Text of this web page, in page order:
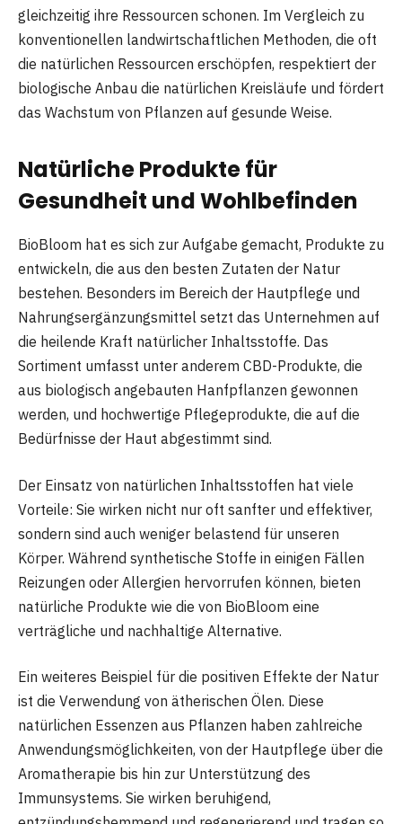
gleichzeitig ihre Ressourcen schonen. Im Vergleich zu
konventionellen landwirtschaftlichen Methoden, die oft
die natürlichen Ressourcen erschöpfen, respektiert der
biologische Anbau die natürlichen Kreisläufe und fördert
das Wachstum von Pflanzen auf gesunde Weise.
Natürliche Produkte für
Gesundheit und Wohlbefinden
BioBloom hat es sich zur Aufgabe gemacht, Produkte zu
entwickeln, die aus den besten Zutaten der Natur
bestehen. Besonders im Bereich der Hautpflege und
Nahrungsergänzungsmittel setzt das Unternehmen auf
die heilende Kraft natürlicher Inhaltsstoffe. Das
Sortiment umfasst unter anderem CBD-Produkte, die
aus biologisch angebauten Hanfpflanzen gewonnen
werden, und hochwertige Pflegeprodukte, die auf die
Bedürfnisse der Haut abgestimmt sind.
Der Einsatz von natürlichen Inhaltsstoffen hat viele
Vorteile: Sie wirken nicht nur oft sanfter und effektiver,
sondern sind auch weniger belastend für unseren
Körper. Während synthetische Stoffe in einigen Fällen
Reizungen oder Allergien hervorrufen können, bieten
natürliche Produkte wie die von BioBloom eine
verträgliche und nachhaltige Alternative.
Ein weiteres Beispiel für die positiven Effekte der Natur
ist die Verwendung von ätherischen Ölen. Diese
natürlichen Essenzen aus Pflanzen haben zahlreiche
Anwendungsmöglichkeiten, von der Hautpflege über die
Aromatherapie bis hin zur Unterstützung des
Immunsystems. Sie wirken beruhigend,